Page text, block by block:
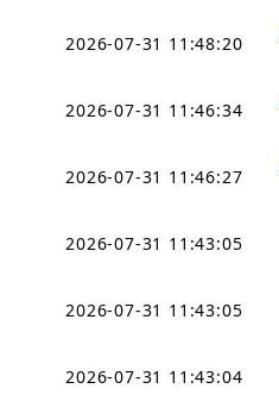
2026-07-31 11:48:20
2026-07-31 11:46:34
2026-07-31 11:46:27
2026-07-31 11:43:05
2026-07-31 11:43:05
2026-07-31 11:43:04